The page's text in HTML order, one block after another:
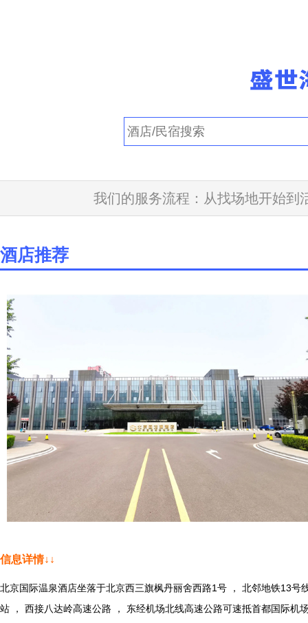
我们的服务流程：从找场地开始到
酒店推荐
信息详情↓↓
北京国际温泉酒店坐落于北京西三旗枫丹丽舍西路1号 ， 北邻地铁13号
站 ， 西接八达岭高速公路 ， 东经机场北线高速公路可速抵首都国际